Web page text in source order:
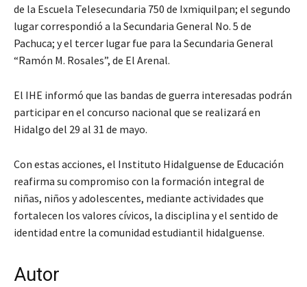
de la Escuela Telesecundaria 750 de Ixmiquilpan; el segundo
lugar correspondió a la Secundaria General No. 5 de
Pachuca; y el tercer lugar fue para la Secundaria General
“Ramón M. Rosales”, de El Arenal.
El IHE informó que las bandas de guerra interesadas podrán
participar en el concurso nacional que se realizará en
Hidalgo del 29 al 31 de mayo.
Con estas acciones, el Instituto Hidalguense de Educación
reafirma su compromiso con la formación integral de
niñas, niños y adolescentes, mediante actividades que
fortalecen los valores cívicos, la disciplina y el sentido de
identidad entre la comunidad estudiantil hidalguense.
Autor